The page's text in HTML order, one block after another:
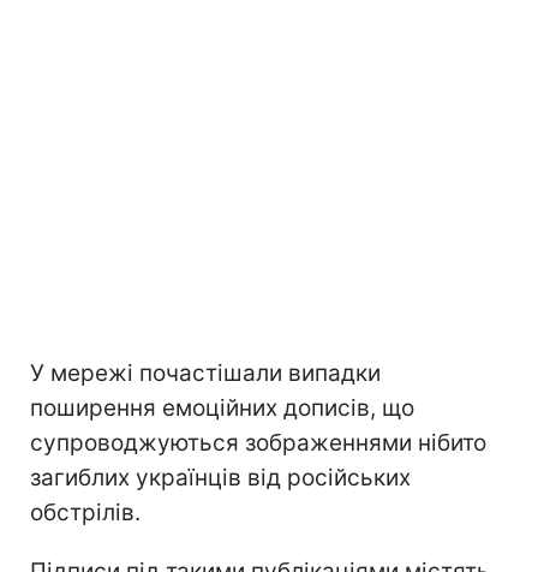
У мережі почастішали випадки
поширення емоційних дописів, що
супроводжуються зображеннями нібито
загиблих українців від російських
обстрілів.